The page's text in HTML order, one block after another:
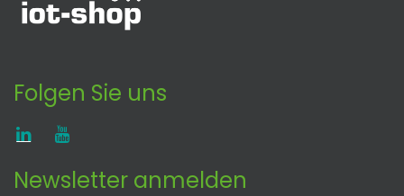
Folgen Sie uns
Newsletter anmelden